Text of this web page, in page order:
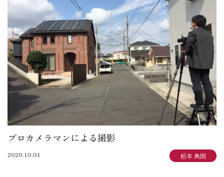
プロカメラマンによる撮影
2020.10.01 松本 典朗